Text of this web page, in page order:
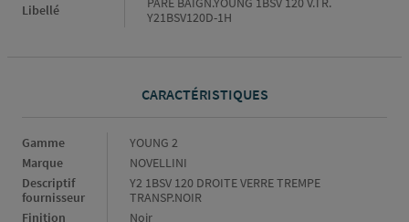
Libellé
Y21BSV120D-1H
CARACTÉRISTIQUES
Caractéristiques
Gamme
YOUNG 2
Marque
NOVELLINI
Descriptif
fournisseur
Y2 1BSV 120 DROITE VERRE TREMPE
TRANSP.NOIR
Finition
Noir